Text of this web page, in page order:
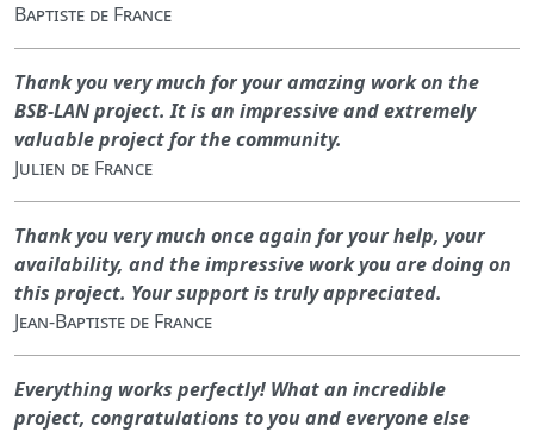
Baptiste de France
Thank you very much for your amazing work on the
BSB-LAN project. It is an impressive and extremely
valuable project for the community.
Julien de France
Thank you very much once again for your help, your
availability, and the impressive work you are doing on
this project. Your support is truly appreciated.
Jean-Baptiste de France
Everything works perfectly! What an incredible
project, congratulations to you and everyone else